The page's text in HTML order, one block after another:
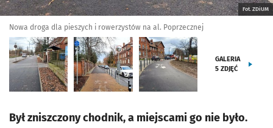
Fot. ZDiUM
Nowa droga dla pieszych i rowerzystów na al. Poprzecznej
GALERIA
5 ZDJĘĆ
Był zniszczony chodnik, a miejscami go nie było.